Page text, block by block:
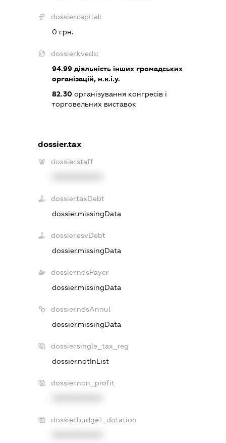
dossier.capital:
0 грн.
dossier.kveds:
94.99 діяльність інших громадських
організацій, н.в.і.у.
82.30 організування конгресів і
торговельних виставок
dossier.tax
dossier.staff
dossier.taxDebt
dossier.missingData
dossier.esvDebt
dossier.missingData
dossier.ndsPayer
dossier.missingData
dossier.ndsAnnul
dossier.missingData
dossier.single_tax_reg
dossier.notInList
dossier.non_profit
dossier.budget_dotation